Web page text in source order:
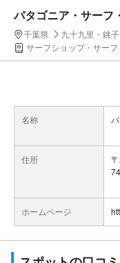
パタゴニア・サーフ
千葉県
九十九里・銚子
サーフショップ・サー
名称
住所
ホームページ